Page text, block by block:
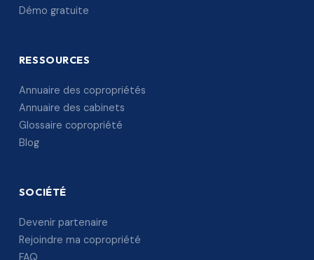
Démo gratuite
RESSOURCES
Annuaire des copropriétés
Annuaire des cabinets
Glossaire copropriété
Blog
SOCIÉTÉ
Devenir partenaire
Rejoindre ma copropriété
FAQ